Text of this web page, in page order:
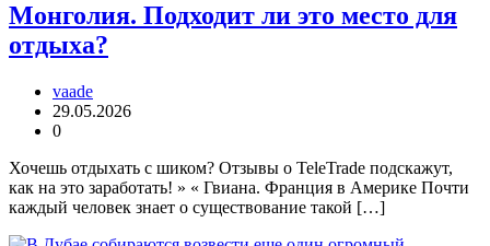
Монголия. Подходит ли это место для
отдыха?
vaade
29.05.2026
0
Хочешь отдыхать с шиком? Отзывы о TeleTrade подскажут,
как на это заработать! » « Гвиана. Франция в Америке Почти
каждый человек знает о существование такой […]